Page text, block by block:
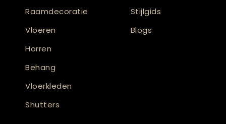
Raamdecoratie
Vloeren
Horren
Behang
Vloerkleden
Shutters
Stijlgids
Blogs